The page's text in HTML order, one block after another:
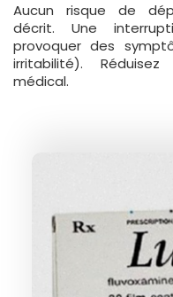
Aucun risque de
décrit. Une
provoquer des
irritabilité).
médical.